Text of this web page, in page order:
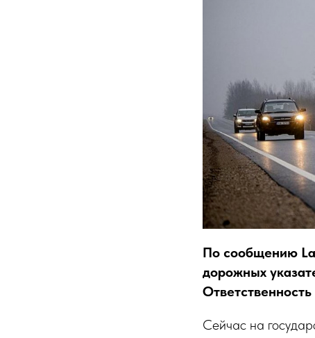
По сообщению
дорожных
Сейчас на